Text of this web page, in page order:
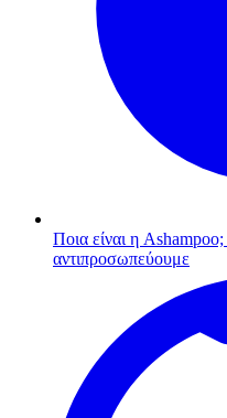
Ποια είναι η Ashampoo;
αντιπροσωπεύουμε